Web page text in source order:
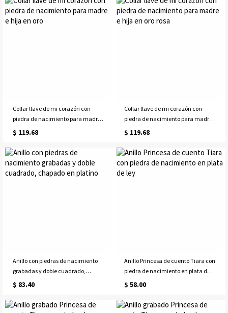
Collar llave de mi corazón con
piedra de nacimiento para madre
e hija en oro
$ 119.68
Collar llave de mi corazón con
piedra de nacimiento para madre
e hija en oro rosa
$ 119.68
Anillo con piedras de nacimiento
grabadas y doble cuadrado,
chapado en platino
$ 83.40
Anillo Princesa de cuento Tiara con
piedra de nacimiento en plata de
ley
$ 58.00